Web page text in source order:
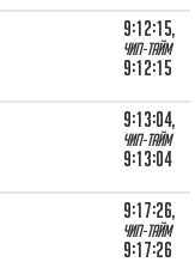
9:12:15,
Чип-тайм
9:12:15
9:13:04,
Чип-тайм
9:13:04
9:17:26,
Чип-тайм
9:17:26